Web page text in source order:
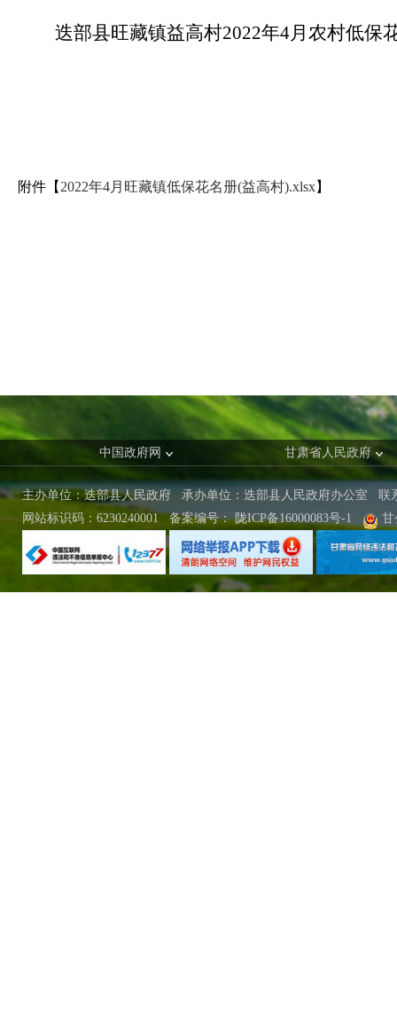
迭部县旺藏镇益高村2022年4月农村低保
附件【 2022年4月旺藏镇低保花名册(益高村).xlsx】
中国政府网 甘肃省人民政府
主办单位：迭部县人民政府 承办单位：迭部县人民政府办公室 联
网站标识码：6230240001
备案编号： 陇ICP备16000083号-1 甘